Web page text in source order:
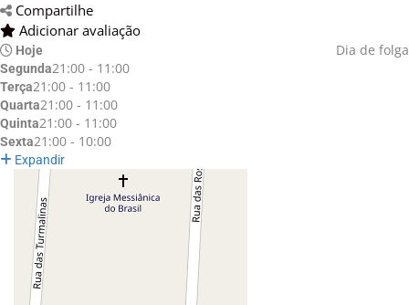
Compartilhe
Adicionar avaliação
Hoje Dia de folga
Segunda21:00 - 11:00
Terça21:00 - 11:00
Quarta21:00 - 11:00
Quinta21:00 - 11:00
Sexta21:00 - 10:00
Expandir